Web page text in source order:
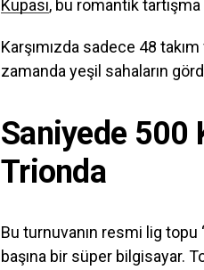
Kupası, bu romantik
Karşımızda sadece 48
zamanda yeşil sahaların
Saniyede 500
Trionda
Bu turnuvanın resmi lig topu
başına bir süper bilgisayar.